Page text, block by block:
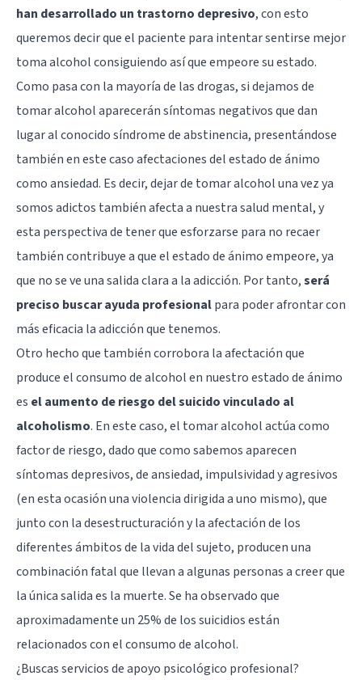
han desarrollado un trastorno depresivo, con esto
queremos decir que el paciente para intentar sentirse mejor
toma alcohol consiguiendo así que empeore su estado.
Como pasa con la mayoría de las drogas, si dejamos de
tomar alcohol aparecerán síntomas negativos que dan
lugar al conocido síndrome de abstinencia, presentándose
también en este caso afectaciones del estado de ánimo
como ansiedad. Es decir, dejar de tomar alcohol una vez ya
somos adictos también afecta a nuestra salud mental, y
esta perspectiva de tener que esforzarse para no recaer
también contribuye a que el estado de ánimo empeore, ya
que no se ve una salida clara a la adicción. Por tanto,será
preciso buscar ayuda profesionalpara poder afrontar con
más eficacia la adicción que tenemos.
Otro hecho que también corrobora la afectación que
produce el consumo de alcohol en nuestro estado de ánimo
es el aumento de riesgo del suicido vinculado al
alcoholismo. En este caso, el tomar alcohol actúa como
factor de riesgo, dado que como sabemos aparecen
síntomas depresivos, de ansiedad, impulsividad y agresivos
(en esta ocasión una violencia dirigida a uno mismo), que
junto con la desestructuración y la afectación de los
diferentes ámbitos de la vida del sujeto, producen una
combinación fatal que llevan a algunas personas a creer que
la única salida es la muerte. Se ha observado que
aproximadamente un 25% de los suicidios están
relacionados con el consumo de alcohol.
¿Buscas servicios de apoyo psicológico profesional?